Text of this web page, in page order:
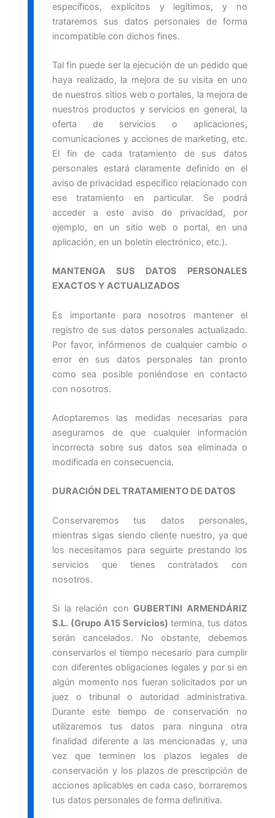
específicos, explícitos y legítimos, y no
trataremos sus datos personales de forma
incompatible con dichos fines.
Tal fin puede ser la ejecución de un pedido que
haya realizado, la mejora de su visita en uno
de nuestros sitios web o portales, la mejora de
nuestros productos y servicios en general, la
oferta de servicios o aplicaciones,
comunicaciones y acciones de marketing, etc.
El fin de cada tratamiento de sus datos
personales estará claramente definido en el
aviso de privacidad específico relacionado con
ese tratamiento en particular. Se podrá
acceder a este aviso de privacidad, por
ejemplo, en un sitio web o portal, en una
aplicación, en un boletín electrónico, etc.).
MANTENGA SUS DATOS PERSONALES
EXACTOS Y ACTUALIZADOS
Es importante para nosotros mantener el
registro de sus datos personales actualizado.
Por favor, infórmenos de cualquier cambio o
error en sus datos personales tan pronto
como sea posible poniéndose en contacto
con nosotros.
Adoptaremos las medidas necesarias para
asegurarnos de que cualquier información
incorrecta sobre sus datos sea eliminada o
modificada en consecuencia.
DURACIÓN DEL TRATAMIENTO DE DATOS
Conservaremos tus datos personales,
mientras sigas siendo cliente nuestro, ya que
los necesitamos para seguirte prestando los
servicios que tienes contratados con
nosotros.
Si la relación conGUBERTINI ARMENDÁRIZ
S.L. (Grupo A15 Servicios) termina, tus datos
serán cancelados. No obstante, debemos
conservarlos el tiempo necesario para cumplir
con diferentes obligaciones legales y por si en
algún momento nos fueran solicitados por un
juez o tribunal o autoridad administrativa.
Durante este tiempo de conservación no
utilizaremos tus datos para ninguna otra
finalidad diferente a las mencionadas y, una
vez que terminen los plazos legales de
conservación y los plazos de prescripción de
acciones aplicables en cada caso, borraremos
tus datos personales de forma definitiva.